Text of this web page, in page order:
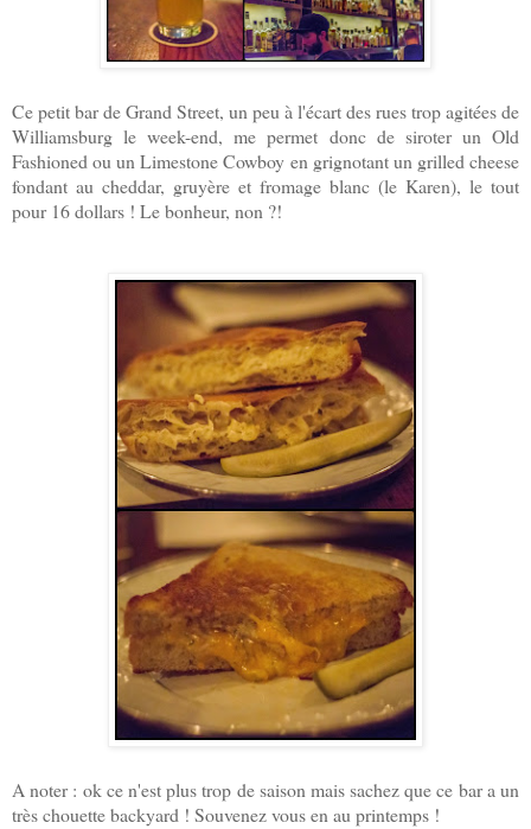
Ce petit bar de Grand Street, un peu à l'écart des rues trop agitées de
Williamsburg le week-end, me permet donc de siroter un Old
Fashioned ou un Limestone Cowboy en grignotant un grilled cheese
fondant au cheddar, gruyère et fromage blanc (le Karen), le tout
pour 16 dollars ! Le bonheur, non ?!
A noter : ok ce n'est plus trop de saison mais sachez que ce bar a un
très chouette backyard ! Souvenez vous en au printemps !